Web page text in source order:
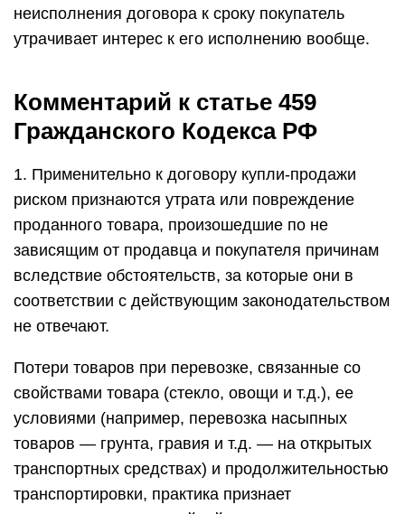
неисполнения договора к сроку покупатель
утрачивает интерес к его исполнению вообще.
Комментарий к статье 459
Гражданского Кодекса РФ
1. Применительно к договору купли-продажи
риском признаются утрата или повреждение
проданного товара, произошедшие по не
зависящим от продавца и покупателя причинам
вследствие обстоятельств, за которые они в
соответствии с действующим законодательством
не отвечают.
Потери товаров при перевозке, связанные со
свойствами товара (стекло, овощи и т.д.), ее
условиями (например, перевозка насыпных
товаров — грунта, гравия и т.д. — на открытых
транспортных средствах) и продолжительностью
транспортировки, практика признает